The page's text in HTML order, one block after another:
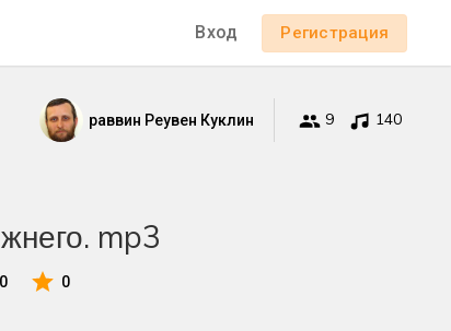
Вход Регистрация
раввин Реувен Куклин 9 140
mp3
0 0